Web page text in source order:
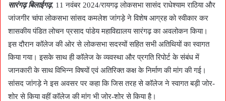
सारंगढ़ बिलाईगढ़, 11 नवंबर 2024/रायगढ़ लोकसभा सासंद राधेश्याम राठिया और
जांजगीर चांपा लोकसभा सांसद कमलेश जांगड़े ने विशेष आग्रह को स्वीकार कर
शासकीय पंडित लोचन प्रसाद पांडेय महाविद्यालय सारंगढ़ का अवलोकन किया।
इस दौरान कॉलेज की ओर से लोकसभा सदस्यों सहित सभी अतिथियों का स्वागत
किया गया। इसके साथ ही कॉलेज के व्यवस्था और प्रगति रिपोर्ट के संबंध में
जानकारी के साथ विभिन्न विषयों एवं अतिरिक्त कक्ष के निर्माण की मांग की गई।
सांसद जांगड़े ने इस अवसर पर कहा कि जिस तरह से कॉलेज ने स्वागत बड़ी जोर-
शोर से किया वहीं कॉलेज की मांग भी जोर-शोर से किया है।